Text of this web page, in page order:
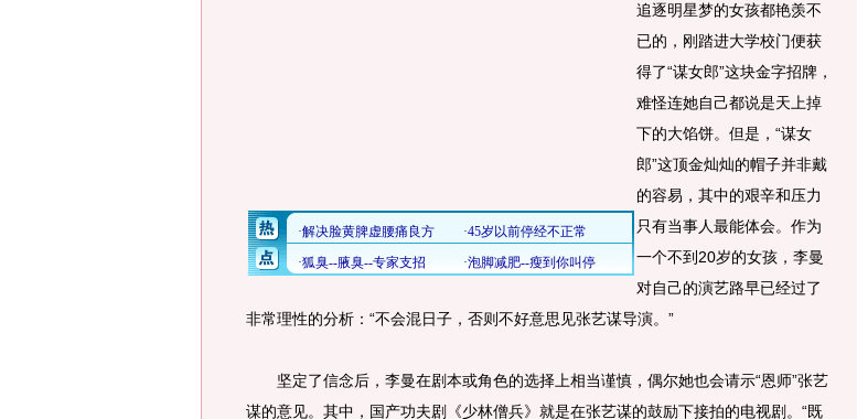
追逐明星梦的女孩都艳羡不
已的，刚踏进大学校门便获
得了“谋女郎”这块金字招牌，
难怪连她自己都说是天上掉
下的大馅饼。但是，“谋女
郎”这顶金灿灿的帽子并非戴
的容易，其中的艰辛和压力
只有当事人最能体会。作为
一个不到20岁的女孩，李曼
对自己的演艺路早已经过了
非常理性的分析：“不会混日子，否则不好意思见张艺谋导演。”
坚定了信念后，李曼在剧本或角色的选择上相当谨慎，偶尔她也会请示“恩师”张艺
谋的意见。其中，国产功夫剧《少林僧兵》就是在张艺谋的鼓励下接拍的电视剧。“既